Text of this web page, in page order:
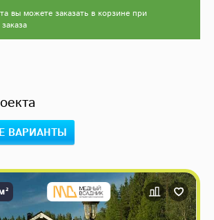
вы можете заказать в корзине при
ВАРИАНТЫ